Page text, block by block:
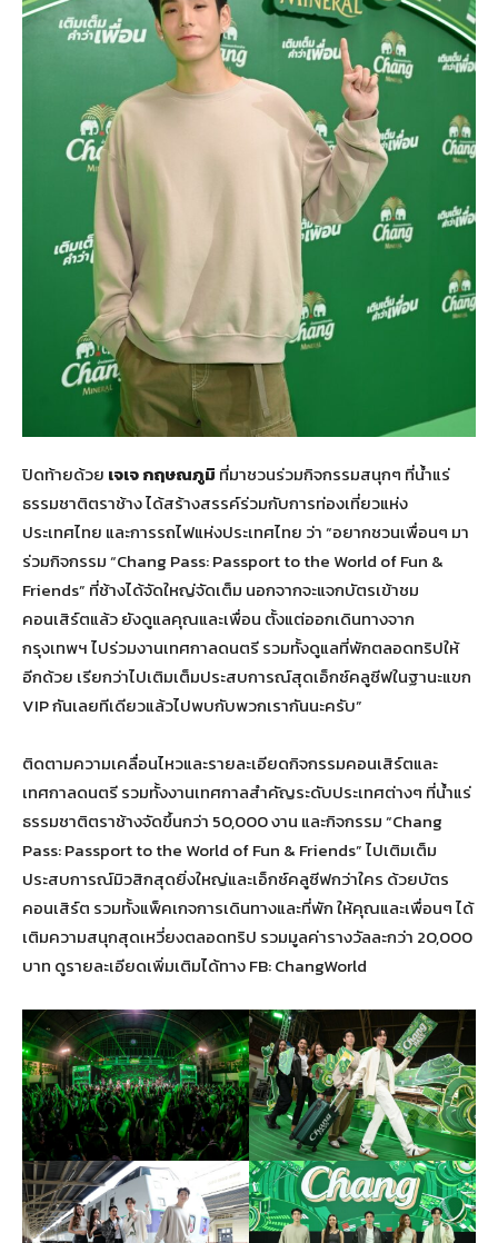
ปิดท้ายด้วย เจเจ กฤษณภูมิ ที่มาชวนร่วมกิจกรรมสนุกๆ ที่น้ำแร่
ธรรมชาติตราช้าง ได้สร้างสรรค์ร่วมกับการท่องเที่ยวแห่ง
ประเทศไทย และการรถไฟแห่งประเทศไทย ว่า “อยากชวนเพื่อนๆ มา
ร่วมกิจกรรม “Chang Pass: Passport to the World of Fun &
Friends” ที่ช้างได้จัดใหญ่จัดเต็ม นอกจากจะแจกบัตรเข้าชม
คอนเสิร์ตแล้ว ยังดูแลคุณและเพื่อน ตั้งแต่ออกเดินทางจาก
กรุงเทพฯ ไปร่วมงานเทศกาลดนตรี รวมทั้งดูแลที่พักตลอดทริปให้
อีกด้วย เรียกว่าไปเติมเต็มประสบการณ์สุดเอ็กซ์คลูซีฟในฐานะแขก
VIP กันเลยทีเดียวแล้วไปพบกับพวกเรากันนะครับ”
ติดตามความเคลื่อนไหวและรายละเอียดกิจกรรมคอนเสิร์ตและ
เทศกาลดนตรี รวมทั้งงานเทศกาลสำคัญระดับประเทศต่างๆ ที่น้ำแร่
ธรรมชาติตราช้างจัดขึ้นกว่า 50,000 งาน และกิจกรรม “Chang
Pass: Passport to the World of Fun & Friends” ไปเติมเต็ม
ประสบการณ์มิวสิกสุดยิ่งใหญ่และเอ็กซ์คลูซีฟกว่าใคร ด้วยบัตร
คอนเสิร์ต รวมทั้งแพ็คเกจการเดินทางและที่พัก ให้คุณและเพื่อนๆ ได้
เติมความสนุกสุดเหวี่ยงตลอดทริป รวมมูลค่ารางวัลละกว่า 20,000
บาท ดูรายละเอียดเพิ่มเติมได้ทาง FB: ChangWorld